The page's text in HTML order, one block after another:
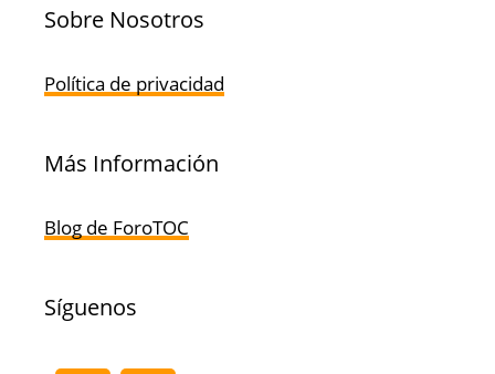
Sobre Nosotros
Política de privacidad
Más Información
Blog de ForoTOC
Síguenos